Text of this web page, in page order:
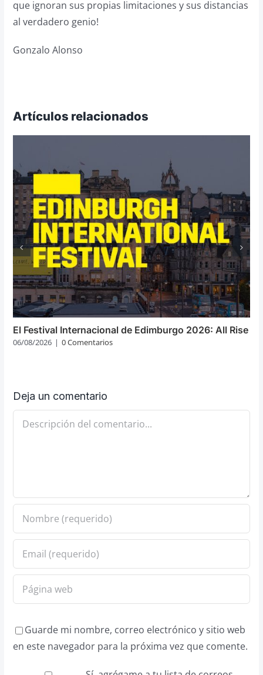
que ignoran sus propias limitaciones y sus distancias
al verdadero genio!
Gonzalo Alonso
Artículos relacionados
El Festival Internacional de Edimburgo 2026: All Rise
06/08/2026 | 0 Comentarios
Deja un comentario
Comentario
Guarde mi nombre, correo electrónico y sitio web
en este navegador para la próxima vez que comente.